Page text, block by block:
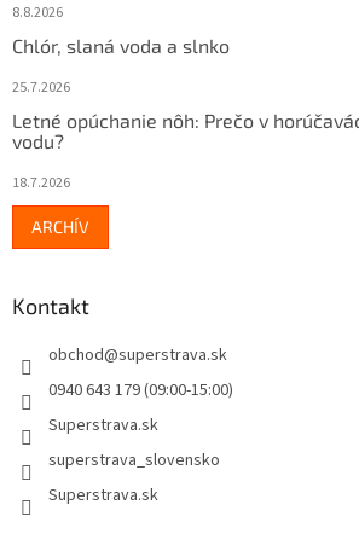
8.8.2026
Chlór, slaná voda a slnko
25.7.2026
Letné opúchanie nôh: Prečo v
vodu?
18.7.2026
ARCHÍV
Kontakt
obchod@superstrava.sk
0940 643 179 (09:00-15:00)
Superstrava.sk
superstrava_slovensko
Superstrava.sk